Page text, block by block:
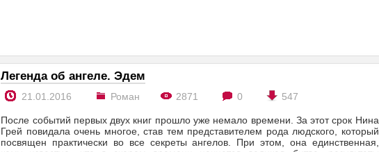
Легенда об ангеле. Эдем
21.01.2016 Роман 2871 0 547
После событий первых двух книг прошло уже немало времени. За этот срок Нина
Грей повидала очень многое, став тем представителем рода людского, который
посвящен практически во все секреты ангелов. При этом, она единственная,